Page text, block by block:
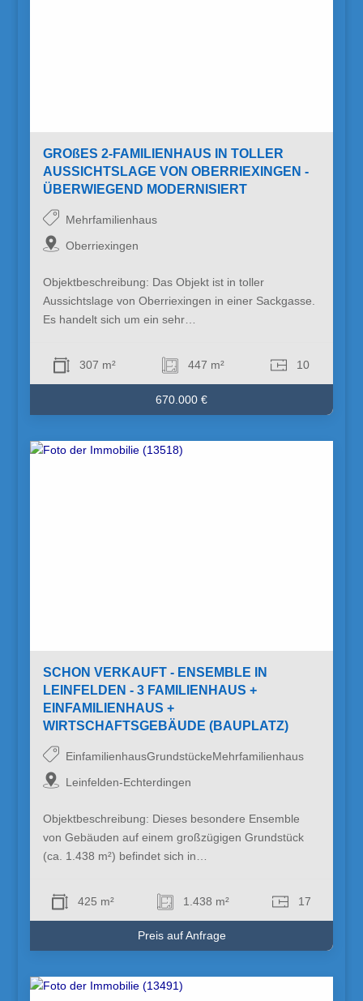
GROßES 2-FAMILIENHAUS IN TOLLER
AUSSICHTSLAGE VON OBERRIEXINGEN -
ÜBERWIEGEND MODERNISIERT
Mehrfamilienhaus
Oberriexingen
Objektbeschreibung: Das Objekt ist in toller
Aussichtslage von Oberriexingen in einer Sackgasse.
Es handelt sich um ein sehr…
307 m² 447 m² 10
670.000 €
SCHON VERKAUFT - ENSEMBLE IN
LEINFELDEN - 3 FAMILIENHAUS +
EINFAMILIENHAUS +
WIRTSCHAFTSGEBÄUDE (BAUPLATZ)
EinfamilienhausGrundstückeMehrfamilienhaus
Leinfelden-Echterdingen
Objektbeschreibung: Dieses besondere Ensemble
von Gebäuden auf einem großzügigen Grundstück
(ca. 1.438 m²) befindet sich in…
425 m² 1.438 m² 17
Preis auf Anfrage